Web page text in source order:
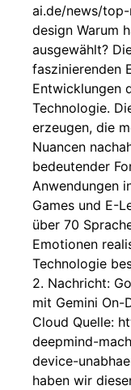
ai.de/news/
design Warum
ausgewählt?
faszinierenden
Entwicklungen
Technologie.
erzeugen, die
Nuancen
bedeutender
Anwendungen
Games und E-
über 70
Emotionen
Technologie
2. Nachricht:
mit Gemini On-
Cloud Quelle:
deepmind-
device-
haben wir